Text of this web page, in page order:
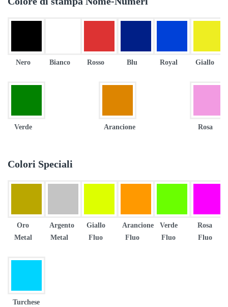
Nero Bianco Rosso Blu Royal Giallo
Verde Arancione Rosa
Colori Speciali
Oro
Metal
Argento
Metal
Giallo
Fluo
Arancione
Fluo
Verde
Fluo
Rosa
Fluo
Turchese